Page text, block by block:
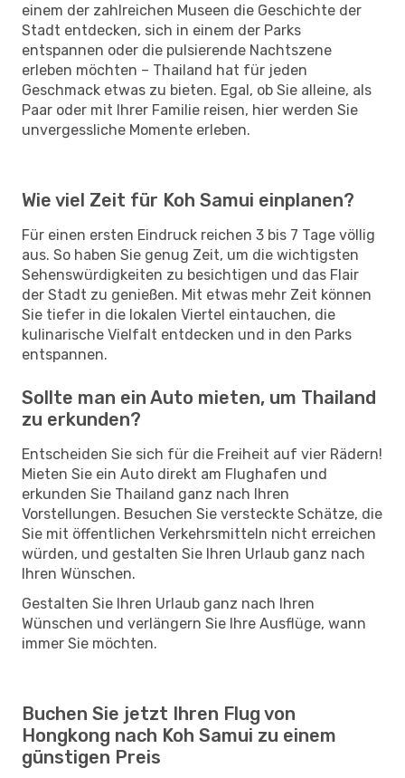
einem der zahlreichen Museen die Geschichte der
Stadt entdecken, sich in einem der Parks
entspannen oder die pulsierende Nachtszene
erleben möchten – Thailand hat für jeden
Geschmack etwas zu bieten. Egal, ob Sie alleine, als
Paar oder mit Ihrer Familie reisen, hier werden Sie
unvergessliche Momente erleben.
Wie viel Zeit für Koh Samui einplanen?
Für einen ersten Eindruck reichen 3 bis 7 Tage völlig
aus. So haben Sie genug Zeit, um die wichtigsten
Sehenswürdigkeiten zu besichtigen und das Flair
der Stadt zu genießen. Mit etwas mehr Zeit können
Sie tiefer in die lokalen Viertel eintauchen, die
kulinarische Vielfalt entdecken und in den Parks
entspannen.
Sollte man ein Auto mieten, um Thailand
zu erkunden?
Entscheiden Sie sich für die Freiheit auf vier Rädern!
Mieten Sie ein Auto direkt am Flughafen und
erkunden Sie Thailand ganz nach Ihren
Vorstellungen. Besuchen Sie versteckte Schätze, die
Sie mit öffentlichen Verkehrsmitteln nicht erreichen
würden, und gestalten Sie Ihren Urlaub ganz nach
Ihren Wünschen.
Gestalten Sie Ihren Urlaub ganz nach Ihren
Wünschen und verlängern Sie Ihre Ausflüge, wann
immer Sie möchten.
Buchen Sie jetzt Ihren Flug von
Hongkong nach Koh Samui zu einem
günstigen Preis